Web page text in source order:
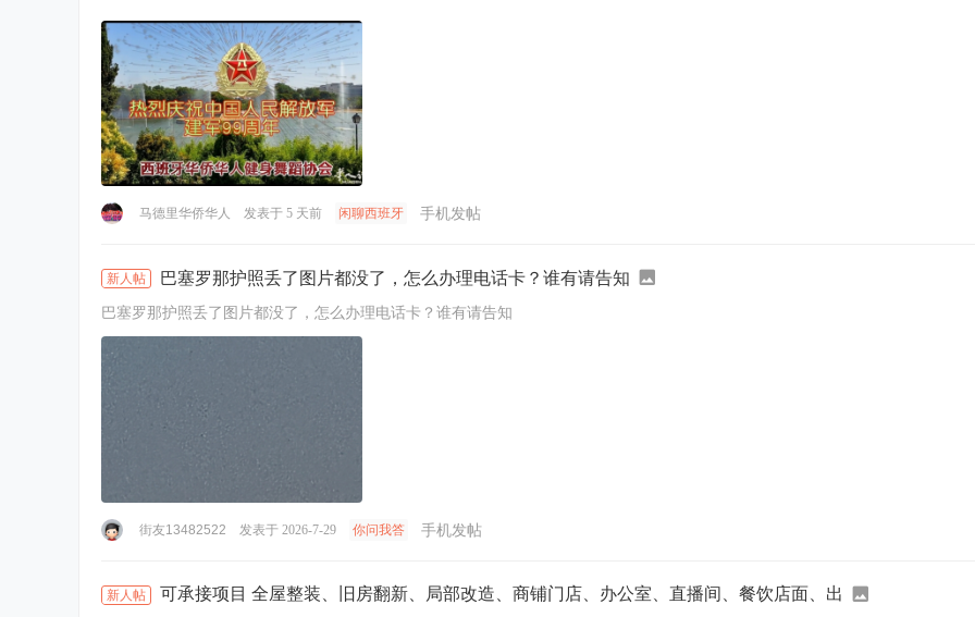
马德里华侨华人 发表于 5 天前 闲聊西班牙 手机发帖
新人帖 巴塞罗那护照丢了图片都没了，怎么办理电话卡？谁有请告知
巴塞罗那护照丢了图片都没了，怎么办理电话卡？谁有请告知
街友13482522 发表于 2026-7-29 你问我答 手机发帖
新人帖 可承接项目 全屋整装、旧房翻新、局部改造、商铺门店、办公室、直播间、餐饮店面、出